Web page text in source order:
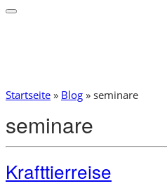
Startseite » Blog » seminare
seminare
Krafttierreise